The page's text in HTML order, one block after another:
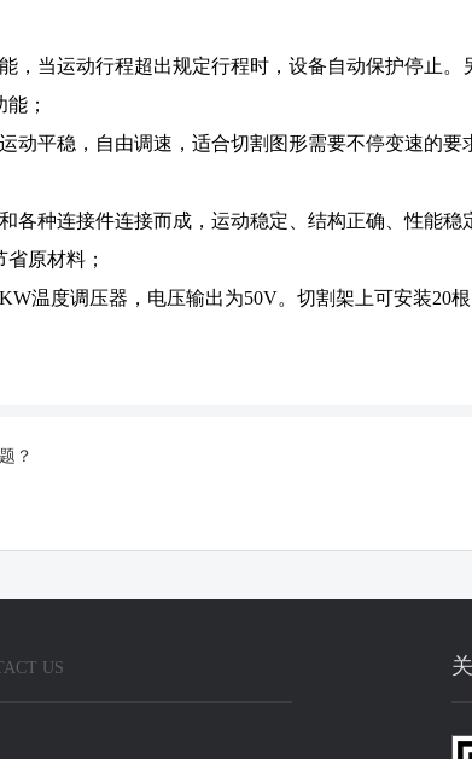
，当运动行程超出规定行程时，设备自动保护停止。
；
动平稳，自由调速，适合切割图形需要不停变速的要
各种连接件连接而成，运动稳定、结构正确、性能稳
原材料；
温度调压器，电压输出为50V。切割架上可安装20
？
US